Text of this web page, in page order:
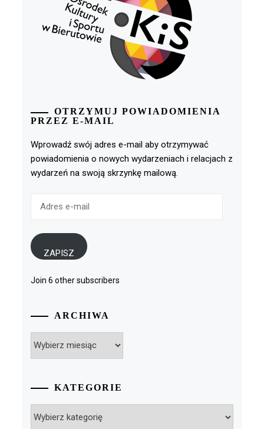
OTRZYMUJ POWIADOMIENIA
PRZEZ E-MAIL
Wprowadź swój adres e-mail aby otrzymywać
powiadomienia o nowych wydarzeniach i relacjach z
wydarzeń na swoją skrzynkę mailową.
ZAPISZ
Join 6 other subscribers
ARCHIWA
KATEGORIE